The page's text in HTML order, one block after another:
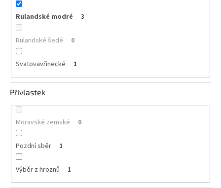
Rulandské modré 3
Rulandské šedé 0
Svatovavřinecké 1
Přívlastek
Moravské zemské 0
Pozdní sběr 1
Výběr z hroznů 1